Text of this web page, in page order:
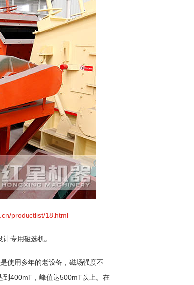
productlist/18.html
专用磁选机。
使用多年的老设备，磁场强度不
到400mT，峰值达500mT以上。在